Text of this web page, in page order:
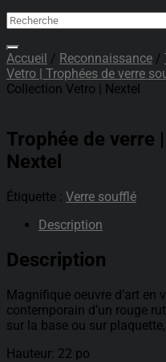
Accueil / Reconnaissance /
Vetro | Trophées de verre
Collection Vetro | Nextel
Trophée de verre
Nextel
Étiquette : Verre soufflé
Description
Description
Magnifique oeuvre d’art en
contemporain d’un rouge
sur la base ou sur
Hauteur: 22 po